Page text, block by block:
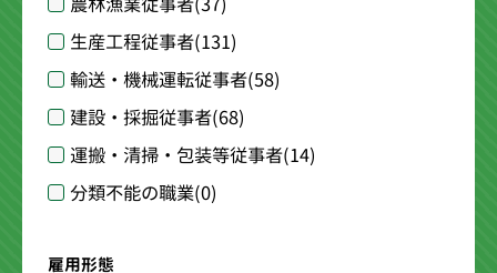
生産工程従事者(131)
輸送・機械運転従事者(58)
建設・採掘従事者(68)
運搬・清掃・包装等従事者(14)
分類不能の職業(0)
雇用形態